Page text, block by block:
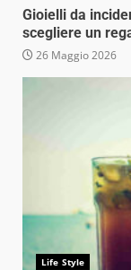
Gioielli da
scegliere un
26 Maggio 2026
Life Style